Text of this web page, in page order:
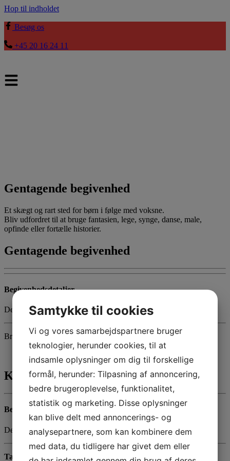
Hop til indholdet
Besøg os
+45 20 16 24 11
Gentagende begivenhed
Et skægt og rart sted for børn i følge med voksne.
Bliv udfordret til at bruge fantasien, lege, synge, danse, male,
opfinde eller fortælle historier.
Gentagende begivenhed
Begivenhedsdetaljer
Denne begivenhed sluttede den 25 november 2023
Brødtekst her
Kontakt os
Begivenhedsdetaljer
Denne begivenhed sluttede den 25 november 2023
Tante Andante Hus
Samtykke til cookies
Vi og vores samarbejdspartnere bruger
teknologier, herunder cookies, til at
indsamle oplysninger om dig til forskellige
formål, herunder: Tilpasning af annoncering,
bedre brugeroplevelse, funktionalitet,
statistik og marketing. Disse oplysninger
kan blive delt med annoncerings- og
analysepartnere, som kan kombinere dem
med data, du tidligere har givet dem eller